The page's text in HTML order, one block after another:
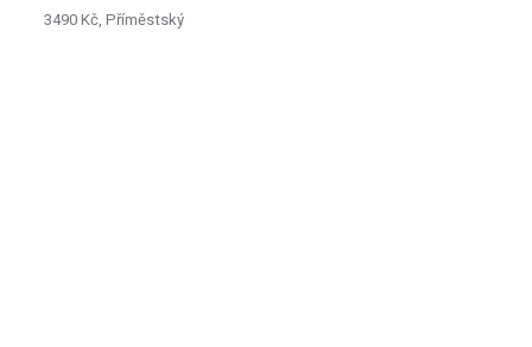
3490 Kč, Příměstský